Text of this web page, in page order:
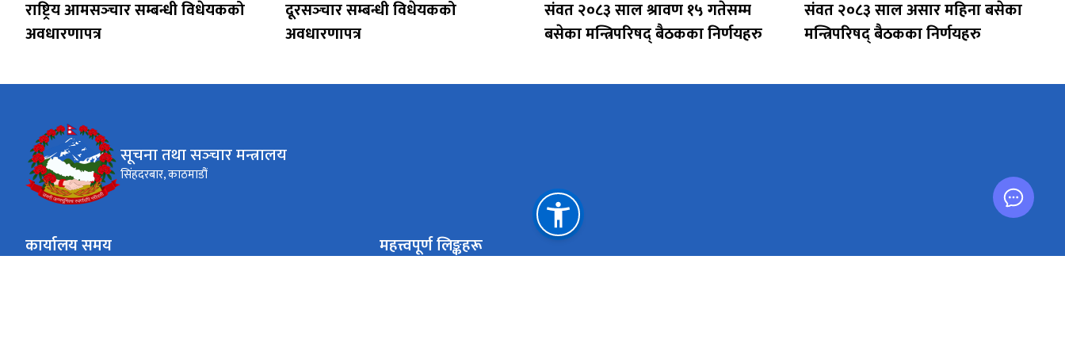
राष्ट्रिय आमसञ्‍चार सम्बन्धी विधेयकको
अवधारणापत्र
दूरसञ्‍चार सम्बन्धी विधेयकको
अवधारणापत्र
संवत २०८३ साल श्रावण १५ गतेसम्म
बसेका मन्त्रिपरिषद् बैठकका निर्णयहरु
संवत २०८३ साल असार महिना बसेका
मन्त्रिपरिषद् बैठकका निर्णयहरु
सूचना तथा सञ्‍चार मन्त्रालय
सिंहदरबार, काठमाडौं
कार्यालय समय महत्त्वपूर्ण लिङ्कहरू